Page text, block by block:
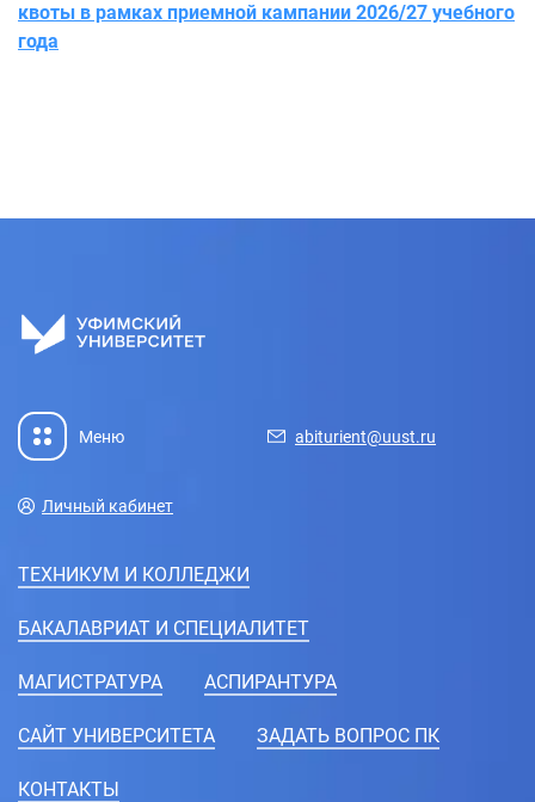
квоты в рамках приемной кампании 2026/27 учебного
года
Меню abiturient@uust.ru
Личный кабинет
ТЕХНИКУМ И КОЛЛЕДЖИ
БАКАЛАВРИАТ И СПЕЦИАЛИТЕТ
МАГИСТРАТУРА АСПИРАНТУРА
CАЙТ УНИВЕРСИТЕТА ЗАДАТЬ ВОПРОС ПК
КОНТАКТЫ